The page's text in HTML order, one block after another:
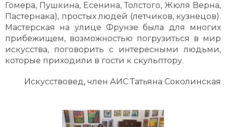
Гомера, Пушкина, Есенина, Толстого, Жюля Верна,
Пастернака), простых людей (летчиков, кузнецов).
Мастерская на улице Фрунзе была для многих
прибежищем, возможностью погрузиться в мир
искусства, поговорить с интересными людьми,
которые приходили в гости к скульптору.
Искусствовед, член АИС Татьяна Соколинская